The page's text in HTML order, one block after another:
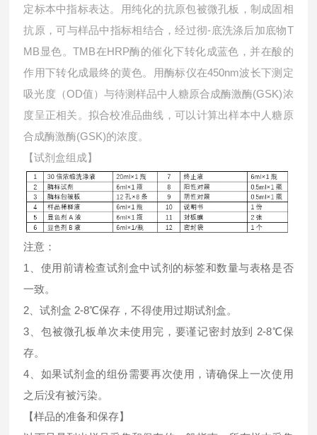
定标本中指标表达。用纯化的抗原包被微孔板，制成固相
抗原，可与样品中指标相结合，经过彻-底洗涤后加底物T
MB显色。TMB在HRP酶的催化下转化成蓝色，并在酸的
作用下转化成最终的黄色。用酶标仪在450nm波长下测定
吸光度（OD值）与待测样品中 人糖原合成酶激酶(GSK)浓
度呈正相关。拟合校准品曲线，可以计算出样本中 人糖原
合成酶激酶(GSK)的浓度。
【试剂盒组成】
注意：
1、使用前请检查试剂盒中试剂的标签和数量与表格是否
一致。
2、试剂盒 2-8℃保存，不得使用过期试剂盒。
3、包被微孔板单次未使用完，要谨记密封放到 2-8℃保
存。
4、如果试剂盒的组份需要再次使用，请确保上一次使用
之后没有被污染。
【样品的准备和保存】